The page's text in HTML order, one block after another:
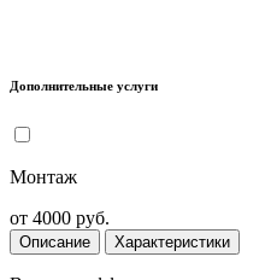
Дополнительные услуги
Монтаж
от 4000 руб.
Описание Характеристики